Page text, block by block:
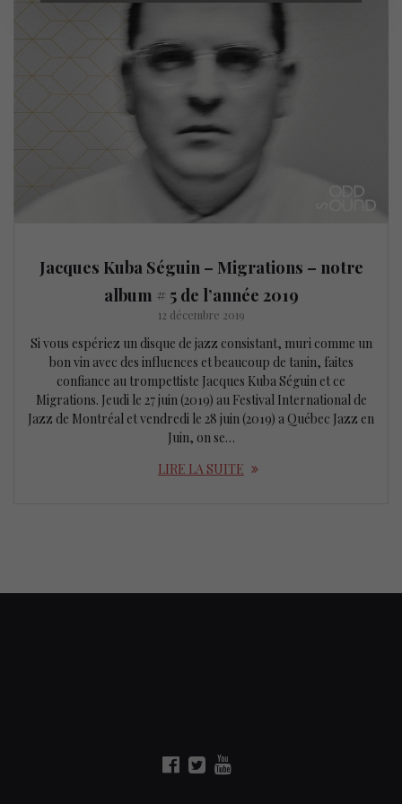
Jacques Kuba Séguin – Migrations – notre
album # 5 de l’année 2019
12 décembre 2019
Si vous espériez un disque de jazz consistant, muri comme un
bon vin avec des influences et beaucoup de tanin, faites
confiance au trompettiste Jacques Kuba Séguin et ce
Migrations. Jeudi le 27 juin (2019) au Festival International de
Jazz de Montréal et vendredi le 28 juin (2019) a Québec Jazz en
Juin, on se…
LIRE LA SUITE